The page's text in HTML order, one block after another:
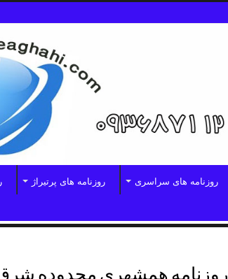
روزنامه های سراسری روزنامه های پرتیراژ